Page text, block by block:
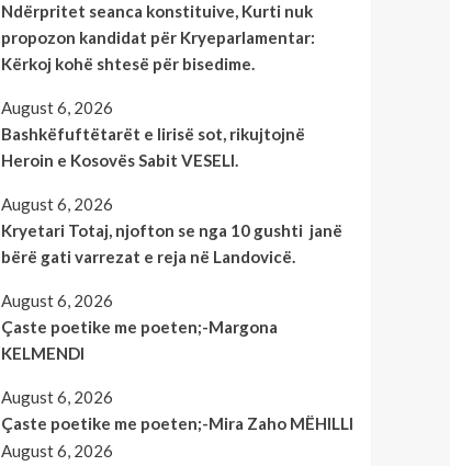
Ndërpritet seanca konstituive, Kurti nuk
propozon kandidat për Kryeparlamentar:
Kërkoj kohë shtesë për bisedime.
August 6, 2026
Bashkëfuftëtarët e lirisë sot, rikujtojnë
Heroin e Kosovës Sabit VESELI.
August 6, 2026
Kryetari Totaj, njofton se nga 10 gushti janë
bërë gati varrezat e reja në Landovicë.
August 6, 2026
Çaste poetike me poeten;-Margona
KELMENDI
August 6, 2026
Çaste poetike me poeten;-Mira Zaho MËHILLI
August 6, 2026